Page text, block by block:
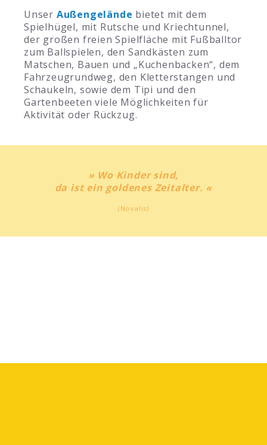
Unser Außengelände bietet mit dem
Spielhügel, mit Rutsche und Kriechtunnel,
der großen freien Spielfläche mit Fußballtor
zum Ballspielen, den Sandkästen zum
Matschen, Bauen und „Kuchenbacken“, dem
Fahrzeugrundweg, den Kletterstangen und
Schaukeln, sowie dem Tipi und den
Gartenbeeten viele Möglichkeiten für
Aktivität oder Rückzug.
» Wo Kinder sind,
da ist ein goldenes Zeitalter. «
(Novalis)